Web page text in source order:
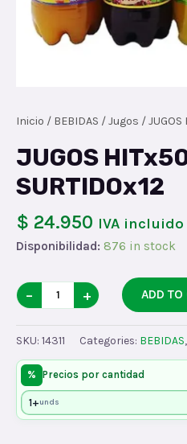
Inicio / BEBIDAS /Jugos / JUGOS
JUGOS
SURTIDOx12
$ 24.950 IVA incluido
Disponibilidad: 876 in stock
JUGOS
HITx500
SURTIDOx12
quantity
− + ADD TO
SKU: 14311 Categories: BEBIDAS,
% Precios por cantidad
1+unds